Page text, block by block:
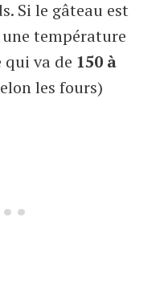
Si le gâteau est
température
va de 150 à
les fours)